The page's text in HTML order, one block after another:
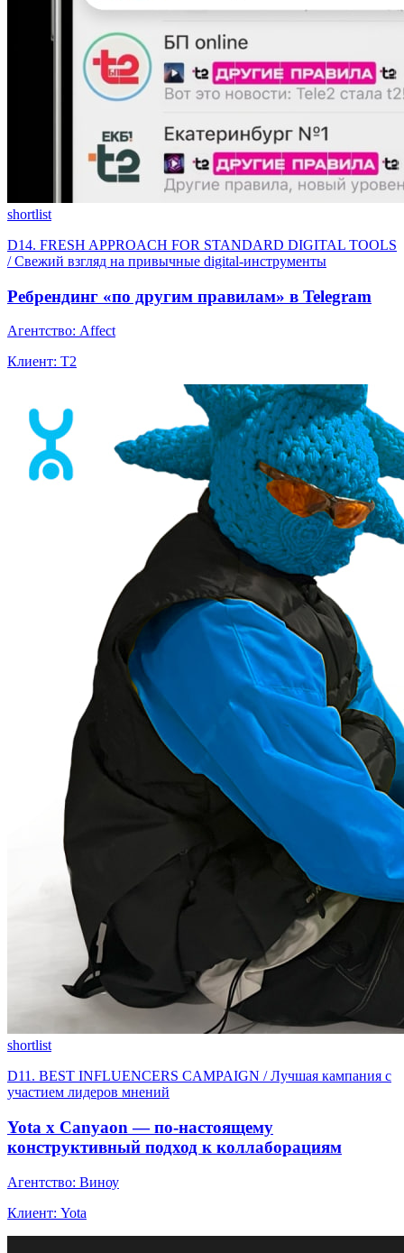
shortlist
D14. FRESH APPROACH FOR STANDARD DIGITAL TOOLS
/ Свежий взгляд на привычные digital-инструменты
Ребрендинг «по другим правилам» в Telegram
Агентство: Affect
Клиент: T2
shortlist
D11. BEST INFLUENСERS CAMPAIGN / Лучшая кампания с
участием лидеров мнений
Yota x Canyaon — по-настоящему
конструктивный подход к коллаборациям
Агентство: Виноу
Клиент: Yota